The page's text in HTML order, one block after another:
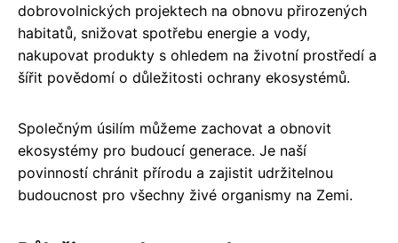
dobrovolnických projektech na obnovu přirozených
habitatů, snižovat spotřebu energie a vody,
nakupovat produkty s ohledem na životní prostředí a
šířit povědomí o důležitosti ochrany ekosystémů.
Společným úsilím můžeme zachovat a obnovit
ekosystémy pro budoucí generace. Je naší
povinností chránit přírodu a zajistit udržitelnou
budoucnost pro všechny živé organismy na Zemi.